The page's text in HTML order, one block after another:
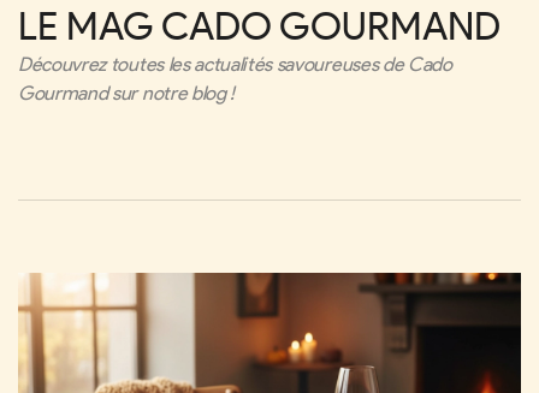
LE MAG CADO GOURMAND
Découvrez toutes les actualités savoureuses de Cado
Gourmand sur notre blog !